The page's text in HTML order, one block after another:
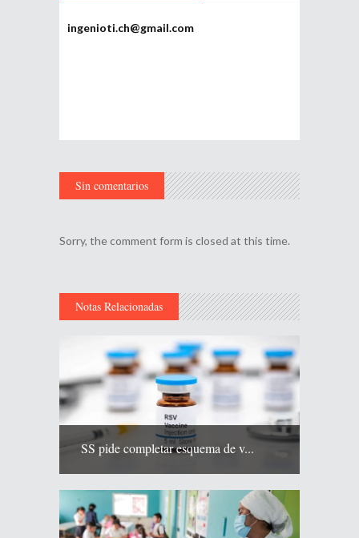
ingenioti.ch@gmail.com
Sin comentarios
Sorry, the comment form is closed at this time.
Notas Relacionadas
SS pide completar esquema de v...